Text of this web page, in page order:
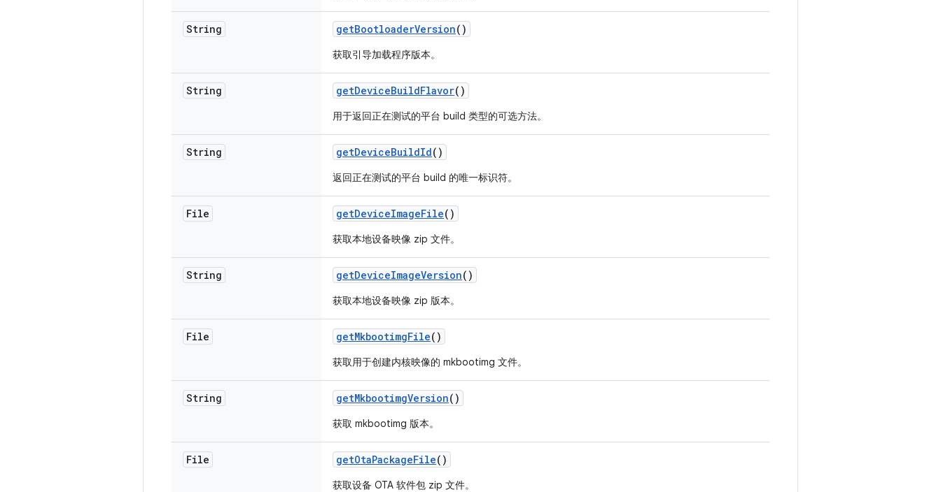
String getBootloaderVersion()
获取引导加载程序版本。
String getDeviceBuildFlavor()
用于返回正在测试的平台 build 类型的可选方法。
String getDeviceBuildId()
返回正在测试的平台 build 的唯一标识符。
File getDeviceImageFile()
获取本地设备映像 zip 文件。
String getDeviceImageVersion()
获取本地设备映像 zip 版本。
File getMkbootimgFile()
获取用于创建内核映像的 mkbootimg 文件。
String getMkbootimgVersion()
获取 mkbootimg 版本。
File getOtaPackageFile()
获取设备 OTA 软件包 zip 文件。